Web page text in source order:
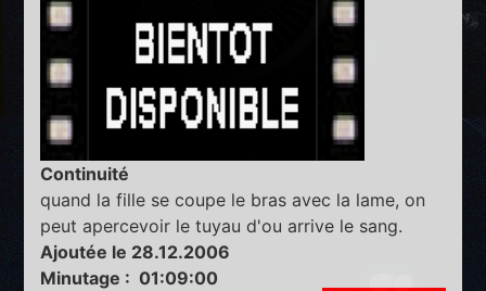
Continuité
quand la fille se coupe le bras avec la lame, on
peut apercevoir le tuyau d'ou arrive le sang.
Ajoutée le 28.12.2006
Minutage : 01:09:00